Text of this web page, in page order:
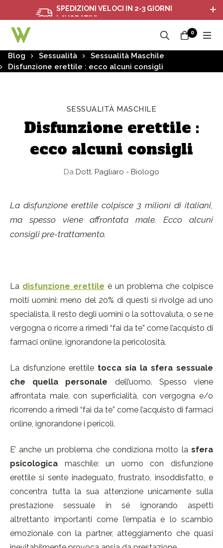
SPEDIZIONI VELOCI IN 2-3 GIORNI
LAVORATIVI
0
Blog Sessualità
Sessualità Maschile
Disfunzione erettile : ecco alcuni consigli
SESSUALITÀ MASCHILE
Disfunzione erettile :
ecco alcuni consigli
Da Dott. Pagliaro - Biologo
La disfunzione erettile colpisce 3 milioni di italiani,
ma spesso viene affrontata male. Ecco alcuni
consigli pre-trattamento.
La disfunzione erettile è un problema che colpisce
molti uomini: meno del 20% di questi si rivolge ad uno
specialista, il resto degli uomini o la sottovaluta, o se ne
vergogna o ricorre a rimedi “fai da te” come l’acquisto di
farmaci online, ignorandone la pericolosità.
La disfunzione erettile tocca sia la sfera sessuale
che quella personale dell’uomo. Spesso viene
affrontata male, con superficialità, con vergogna e/o
ricorrendo a rimedi “fai da te” come l’acquisto di farmaci
online, ignorandone i pericoli.
E’ anche un problema che condiziona molto la sfera
psicologica maschile: un uomo con disfunzione
erettile si sente inadeguato, frustrato, insoddisfatto, e
concentra tutta la sua attenzione unicamente sulla
prestazione sessuale in sé ignorando aspetti
altrettanto importanti come l’empatia e lo scambio
emozionale con la partner, atteggiamento che quasi